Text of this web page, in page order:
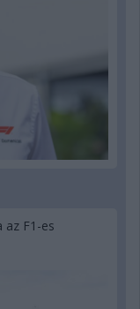
az F1-es